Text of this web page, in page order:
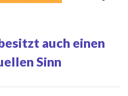
auch einen
Sinn